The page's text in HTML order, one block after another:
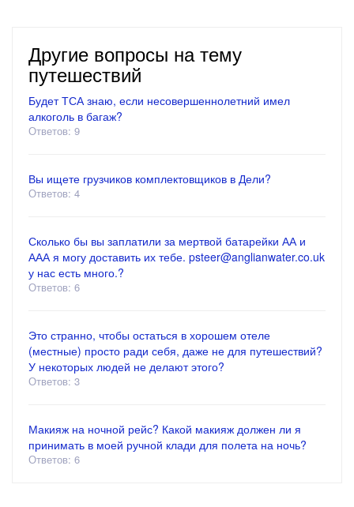
Другие вопросы на тему
путешествий
Будет ТСА знаю, если несовершеннолетний имел
алкоголь в багаж?
Ответов: 9
Вы ищете грузчиков комплектовщиков в Дели?
Ответов: 4
Сколько бы вы заплатили за мертвой батарейки АА и
ААА я могу доставить их тебе. psteer@anglianwater.co.uk
у нас есть много.?
Ответов: 6
Это странно, чтобы остаться в хорошем отеле
(местные) просто ради себя, даже не для путешествий?
У некоторых людей не делают этого?
Ответов: 3
Макияж на ночной рейс? Какой макияж должен ли я
принимать в моей ручной клади для полета на ночь?
Ответов: 6